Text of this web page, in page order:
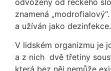
znamená
a užíván jako dezinfekce.
V lidském organizmu je
a z nich dvě třetiny